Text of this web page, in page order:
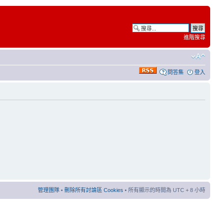
進階搜尋
問答集 登入
管理團隊 • 刪除所有討論區 Cookies • 所有顯示的時間為 UTC + 8 小時